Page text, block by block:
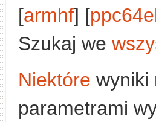
[armhf] [
Szukaj we
Niektóre wyniki
parametrami